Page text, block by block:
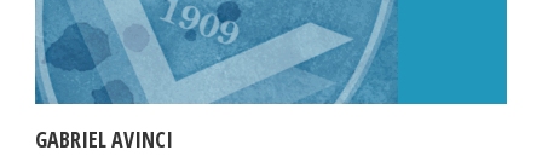
GABRIEL AVINCI